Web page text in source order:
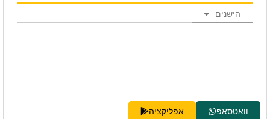
הישנים
וואטסאפ אפליקציה